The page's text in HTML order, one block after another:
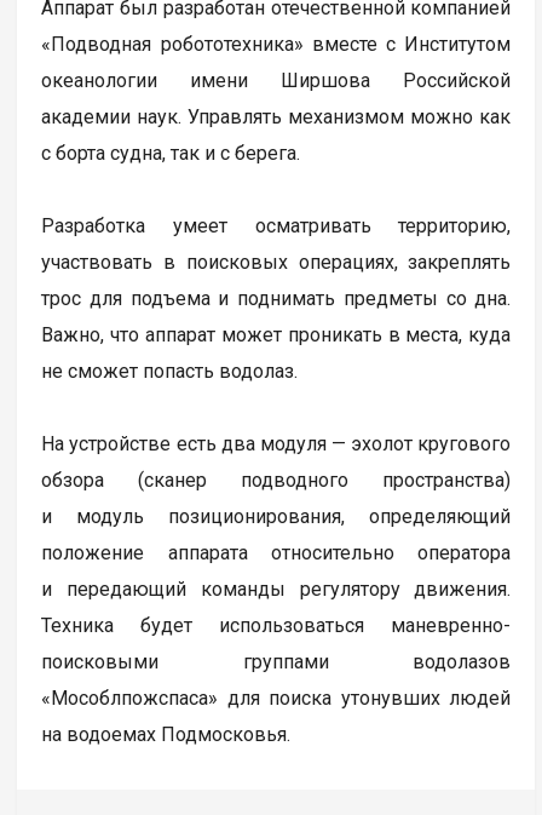
Аппарат был разработан отечественной компанией
«Подводная робототехника» вместе с Институтом
океанологии имени Ширшова Российской
академии наук. Управлять механизмом можно как
с борта судна, так и с берега.
Разработка умеет осматривать территорию,
участвовать в поисковых операциях, закреплять
трос для подъема и поднимать предметы со дна.
Важно, что аппарат может проникать в места, куда
не сможет попасть водолаз.
На устройстве есть два модуля — эхолот кругового
обзора (сканер подводного пространства)
и модуль позиционирования, определяющий
положение аппарата относительно оператора
и передающий команды регулятору движения.
Техника будет использоваться маневренно-
поисковыми группами водолазов
«Мособлпожспаса» для поиска утонувших людей
на водоемах Подмосковья.